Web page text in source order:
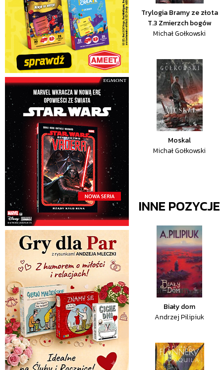
Trylogia Bramy ze złota
T.3 Zmierzch bogów
Michał Gołkowski
Moskal
Michał Gołkowski
INNE
Biały dom
Andrzej Pilipiuk